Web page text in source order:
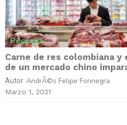
Pecuaria
Carne de res colombiana y
de un mercado chino
Autor: AndrÃ©s Felipe Fonnegra
Marzo 1, 2021